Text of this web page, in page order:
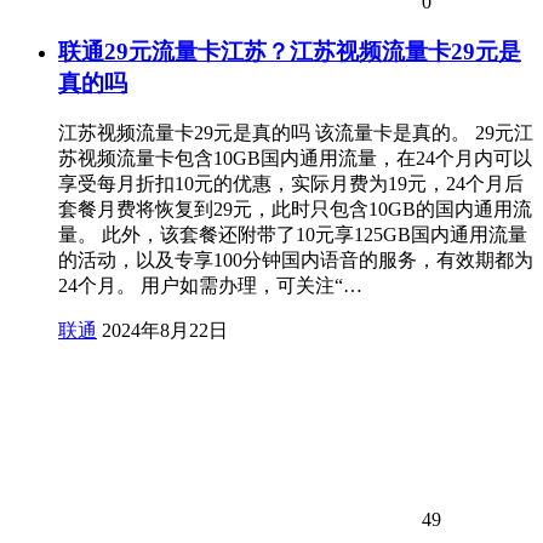
联通29元流量卡江苏？江苏视频流量卡29元是
真的吗
江苏视频流量卡29元是真的吗 该流量卡是真的。 29元江
苏视频流量卡包含10GB国内通用流量，在24个月内可以
享受每月折扣10元的优惠，实际月费为19元，24个月后
套餐月费将恢复到29元，此时只包含10GB的国内通用流
量。 此外，该套餐还附带了10元享125GB国内通用流量
的活动，以及专享100分钟国内语音的服务，有效期都为
24个月。 用户如需办理，可关注“…
联通 2024年8月22日
49